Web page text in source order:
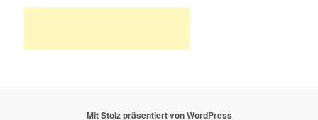
Mit Stolz präsentiert von WordPress